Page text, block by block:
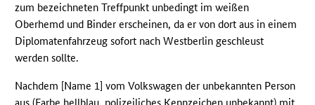
zum bezeichneten Treffpunkt unbedingt im weißen
Oberhemd und Binder erscheinen, da er von dort aus in einem
Diplomatenfahrzeug sofort nach Westberlin geschleust
werden sollte.
Nachdem [Name 1] vom Volkswagen der unbekannten Person